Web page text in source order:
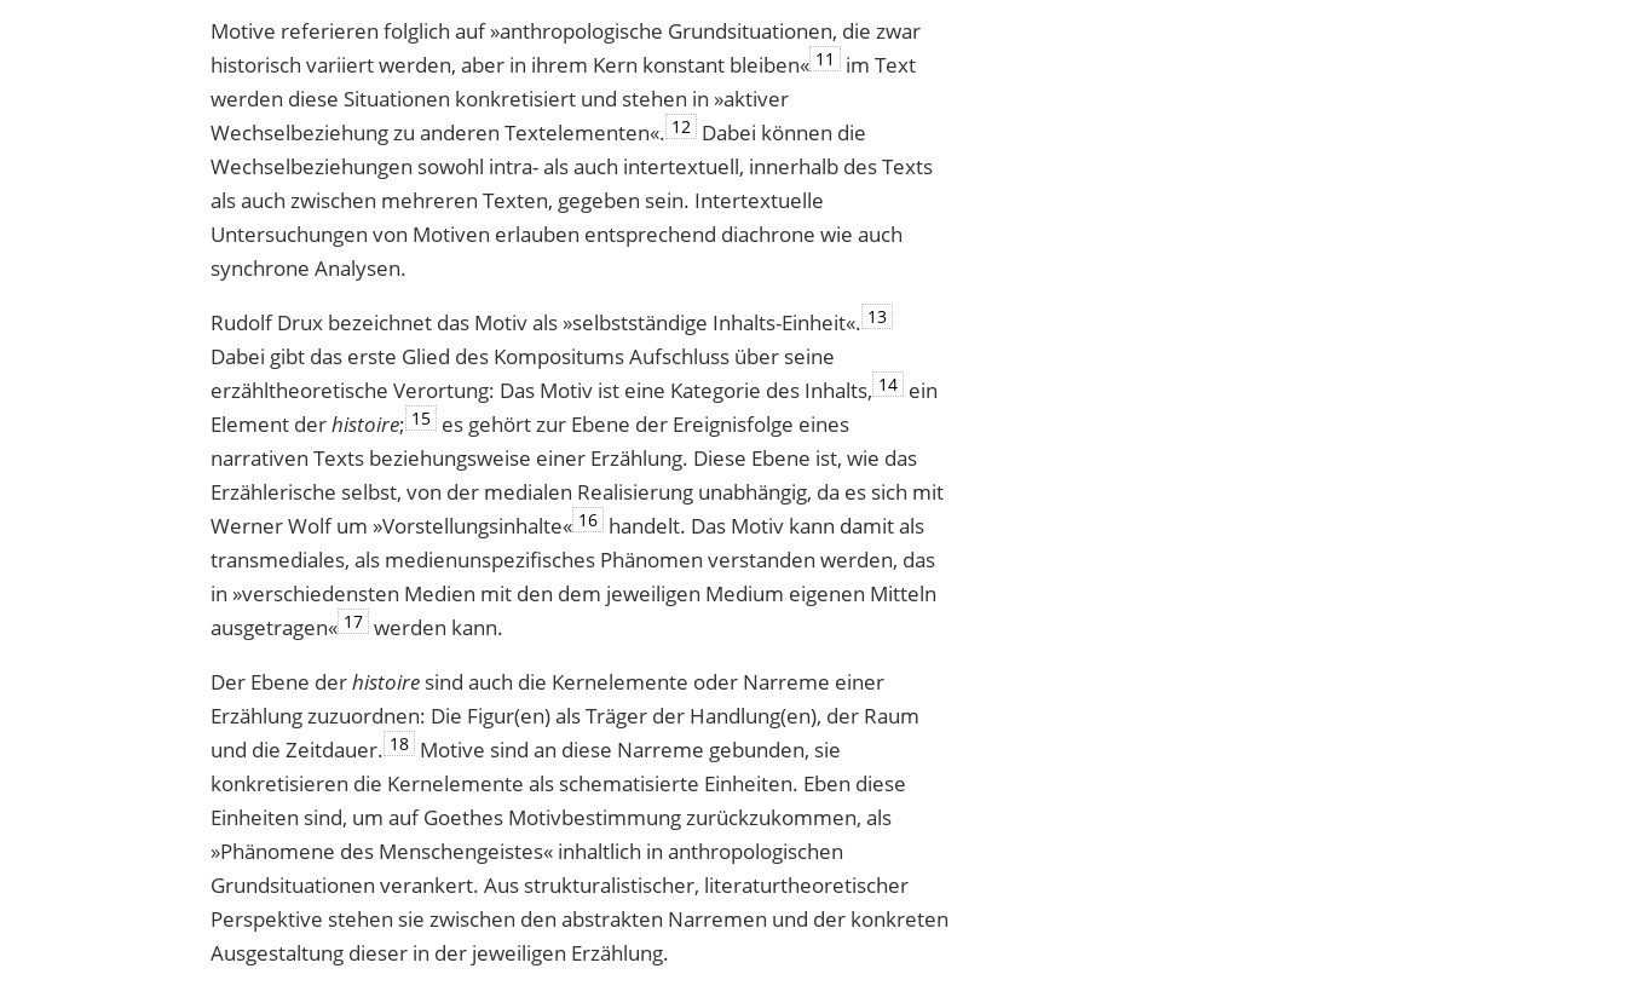
Motive referieren folglich auf »anthropologische Grundsituationen, die zwar
histo­risch variiert werden, aber in ihrem Kern konstant bleiben« 11
im Text
werden diese Situationen konkretisiert und stehen in »aktiver
Wechselbeziehung zu anderen Text­elementen«. 12 Dabei können die
Wechselbeziehungen sowohl intra- als auch intertextuell, innerhalb des Texts
als auch zwischen mehreren Texten, gegeben sein. Intertextuelle
Untersuchungen von Motiven erlauben entsprechend diachrone wie auch
synchrone Analysen.
Rudolf Drux bezeichnet das Motiv als »selbstständige Inhalts-Einheit«. 13
Dabei gibt das erste Glied des Kompositums Aufschluss über seine
erzähltheoretische Verortung: Das Motiv ist eine Kategorie des Inhalts, 14 ein
Element derhistoire; 15 es gehört zur Ebene der Ereignisfolge eines
narrativen Texts beziehungsweise einer Erzählung. Diese Ebene ist, wie das
Erzählerische selbst, von der medialen Realisierung unabhängig, da es sich mit
Werner Wolf um »Vorstellungsinhalte« 16 handelt. Das Motiv kann damit als
transmediales, als medienunspezifisches Phänomen verstanden werden, das
in »verschiedensten Medien mit den dem jeweiligen Medium eigenen Mitteln
ausgetragen« 17 werden kann.
Der Ebene derhistoire sind auch die Kernelemente oder Narreme einer
Erzählung zuzuordnen: Die Figur(en) als Träger der Handlung(en), der Raum
und die Zeitdauer. 18 Motive sind an diese Narreme gebunden, sie
konkretisieren die Kernelemente als schematisierte Einheiten. Eben diese
Einheiten sind, um auf Goethes Motivbestimmung zurückzukommen, als
»Phänomene des Menschengeistes« inhaltlich in anthropologischen
Grundsituationen verankert. Aus strukturalistischer, literaturtheoretischer
Perspektive stehen sie zwischen den abstrakten Narremen und der konkreten
Ausgestaltung dieser in der jeweiligen Erzählung.